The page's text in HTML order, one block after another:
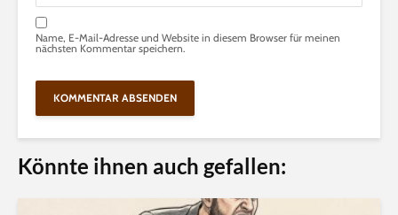
Name, E-Mail-Adresse und Website in diesem Browser für meinen
nächsten Kommentar speichern.
Könnte ihnen auch gefallen: